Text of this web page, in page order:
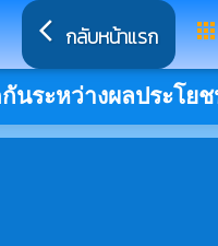
arrow_back_ios กลับหน้าแรก apps
นระหว่างผลประโ